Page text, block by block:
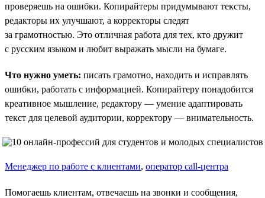
проверяешь на ошибки. Копирайтеры придумывают тексты,
редакторы их улучшают, а корректоры следят
за грамотностью. Это отличная работа для тех, кто дружит
с русским языком и любит выражать мысли на бумаге.
Что нужно уметь: писать грамотно, находить и исправлять
ошибки, работать с информацией. Копирайтеру понадобится
креативное мышление, редактору — умение адаптировать
текст для целевой аудитории, корректору — внимательность.
Менеджер по работе с клиентами, оператор call-центра
Помогаешь клиентам, отвечаешь на звонки и сообщения,